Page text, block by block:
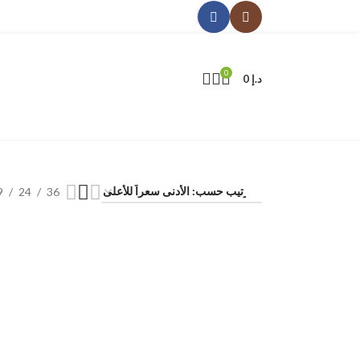
0 د.إ
24 36